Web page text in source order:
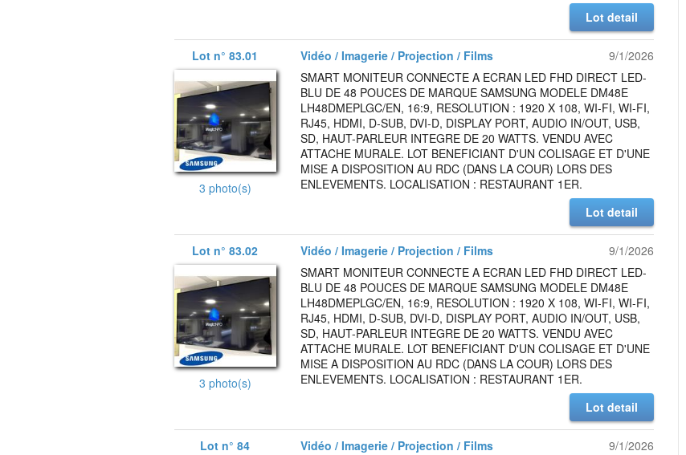
Lot detail
Lot n° 83.01 Vidéo / Imagerie / Projection / Films 9/1/2026
3 photo(s)
SMART MONITEUR CONNECTE A ECRAN LED FHD DIRECT LED-
BLU DE 48 POUCES DE MARQUE SAMSUNG MODELE DM48E
LH48DMEPLGC/EN, 16:9, RESOLUTION : 1920 X 108, WI-FI, WI-FI,
RJ45, HDMI, D-SUB, DVI-D, DISPLAY PORT, AUDIO IN/OUT, USB,
SD, HAUT-PARLEUR INTEGRE DE 20 WATTS. VENDU AVEC
ATTACHE MURALE. LOT BENEFICIANT D'UN COLISAGE ET D'UNE
MISE A DISPOSITION AU RDC (DANS LA COUR) LORS DES
ENLEVEMENTS. LOCALISATION : RESTAURANT 1ER.
Lot detail
Lot n° 83.02 Vidéo / Imagerie / Projection / Films 9/1/2026
3 photo(s)
SMART MONITEUR CONNECTE A ECRAN LED FHD DIRECT LED-
BLU DE 48 POUCES DE MARQUE SAMSUNG MODELE DM48E
LH48DMEPLGC/EN, 16:9, RESOLUTION : 1920 X 108, WI-FI, WI-FI,
RJ45, HDMI, D-SUB, DVI-D, DISPLAY PORT, AUDIO IN/OUT, USB,
SD, HAUT-PARLEUR INTEGRE DE 20 WATTS. VENDU AVEC
ATTACHE MURALE. LOT BENEFICIANT D'UN COLISAGE ET D'UNE
MISE A DISPOSITION AU RDC (DANS LA COUR) LORS DES
ENLEVEMENTS. LOCALISATION : RESTAURANT 1ER.
Lot detail
Lot n° 84 Vidéo / Imagerie / Projection / Films 9/1/2026